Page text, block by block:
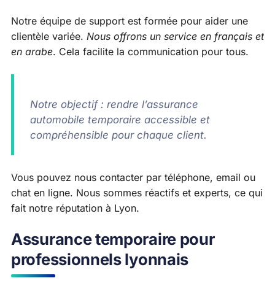
Notre équipe de support est formée pour aider une
clientèle variée. Nous offrons un service en français et
en arabe. Cela facilite la communication pour tous.
Notre objectif : rendre l’assurance
automobile temporaire accessible et
compréhensible pour chaque client.
Vous pouvez nous contacter par téléphone, email ou
chat en ligne. Nous sommes réactifs et experts, ce qui
fait notre réputation à Lyon.
Assurance temporaire pour
professionnels lyonnais